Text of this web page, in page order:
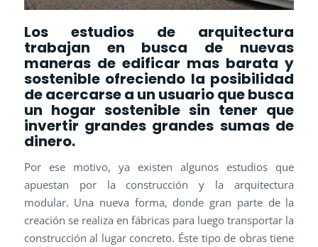
Los estudios de arquitectura
trabajan en busca de nuevas
maneras de edificar mas barata y
sostenible ofreciendo la posibilidad
de acercarse a un usuario que busca
un hogar sostenible sin tener que
invertir grandes grandes sumas de
dinero.
Por ese motivo, ya existen algunos estudios que
apuestan por la construcción y la arquitectura
modular. Una nueva forma, donde gran parte de la
creación se realiza en fábricas para luego transportar la
construcción al lugar concreto. Éste tipo de obras tiene